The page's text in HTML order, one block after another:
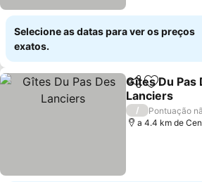
Selecione as datas para ver os preços
exatos.
Partilhar
Gîtes Du Pas
Lanciers
Ver preços
/
Pontuação
a 4.4 km de